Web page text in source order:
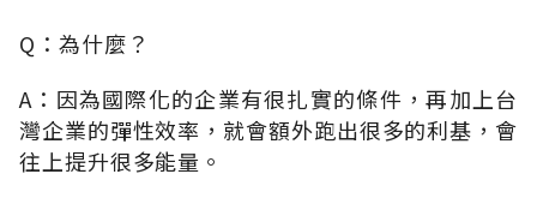
Q：為什麼？
A：因為國際化的企業有很扎實的條件，再加上台
灣企業的彈性效率，就會額外跑出很多的利基，會
往上提升很多能量。